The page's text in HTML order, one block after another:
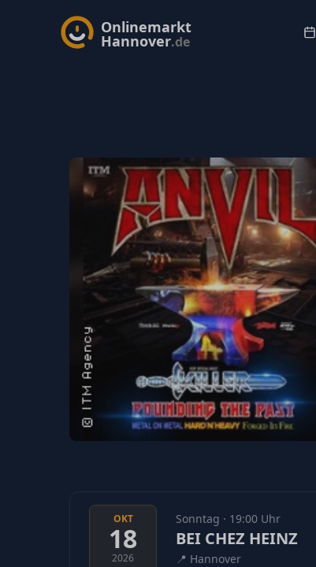
Onlinemarkt
Hannover.de
OKT
18
2026
Sonntag · 19:00 Uhr
BEI CHEZ HEINZ
📍 Hannover